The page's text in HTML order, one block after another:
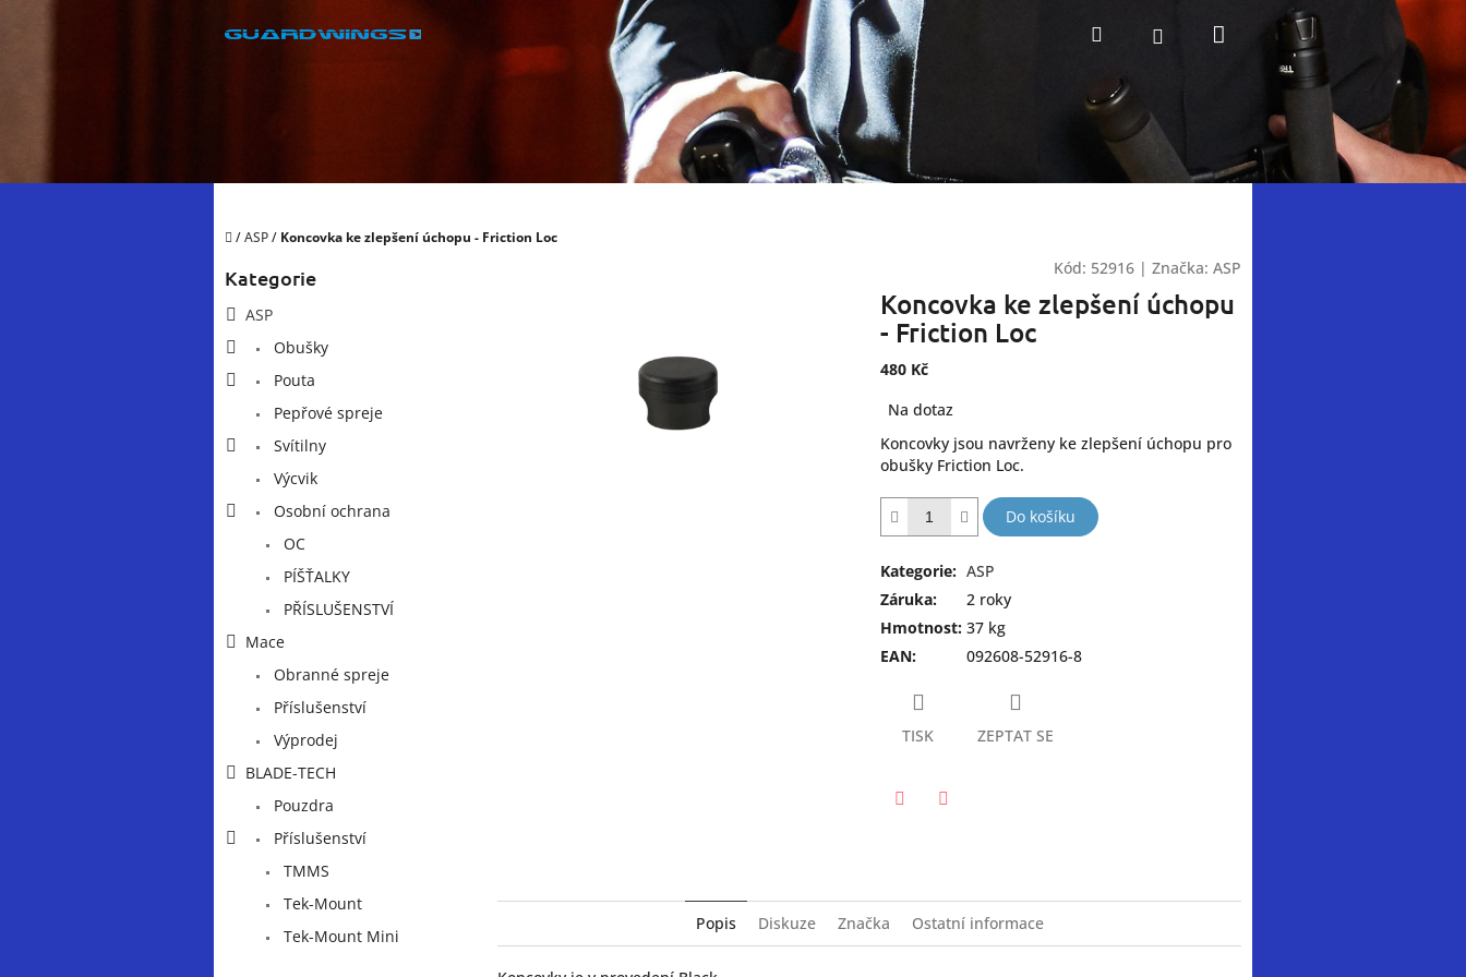
HledatPřihlášeníNákupní
košík
Domů
/ASP/ Koncovka ke zlepšení úchopu - Friction Loc
Přeskočit
Kategorie
ASP
Obušky
Pouta
Pepřové spreje
Svítilny
Výcvik
Osobní ochrana
OC
PÍŠŤALKY
PŘÍSLUŠENSTVÍ
Mace
Obranné spreje
Příslušenství
Výprodej
BLADE-TECH
Pouzdra
Příslušenství
TMMS
Tek-Mount
Tek-Mount Mini
Kód: 52916 | Značka: ASP
Koncovka ke zlepšení úchopu
- Friction Loc
480 Kč
cena:
Na dotaz
Koncovky jsou navrženy ke zlepšení úchopu pro
obušky Friction Loc.
Do košíku
Kategorie: ASP
Záruka:
2 roky
Hmotnost: 37 kg
EAN: 092608-52916-8
TISK ZEPTAT SE
Popis Diskuze Značka Ostatní informace